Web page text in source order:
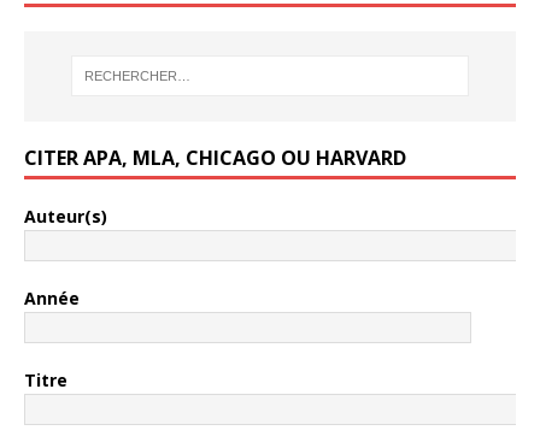
CITER APA, MLA, CHICAGO OU HARVARD
Auteur(s)
Année
Titre